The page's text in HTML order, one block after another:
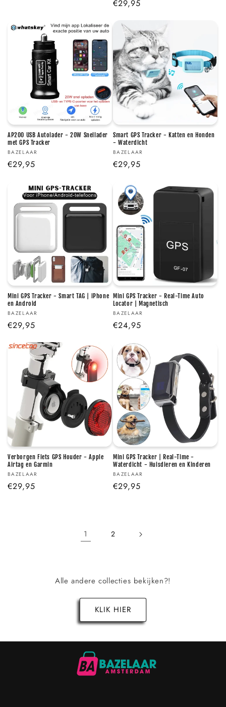
Normale
€29,95
AP200 USB Autolader - 20W Snellader
met GPS Tracker
Verkoper:
BAZELAAR
Normale
€29,95
Smart GPS Tracker - Katten en Honden
- Waterdicht
Verkoper:
BAZELAAR
Normale
€29,95
Mini GPS Tracker - Smart TAG | iPhone
en Android
Verkoper:
BAZELAAR
Normale
€29,95
Mini GPS Tracker - Real-Time Auto
Locator | Magnetisch
Verkoper:
BAZELAAR
Normale
€24,95
Verborgen Fiets GPS Houder - Apple
Airtag en Garmin
Verkoper:
BAZELAAR
Normale
€29,95
Mini GPS Tracker | Real-Time -
Waterdicht - Huisdieren en Kinderen
Verkoper:
BAZELAAR
Normale
€29,95
1 2
Alle andere collecties bekijken?!
KLIK HIER